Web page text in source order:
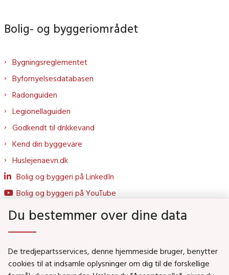
Bolig- og byggeriområdet
Bygningsreglementet
Byfornyelsesdatabasen
Radonguiden
Legionellaguiden
Godkendt til drikkevand
Kend din byggevare
Huslejenaevn.dk
Bolig og byggeri på LinkedIn
Bolig og byggeri på YouTube
Social- og Boligministeriet
Du bestemmer over dine data
De tredjepartsservices, denne hjemmeside bruger, benytter
cookies til at indsamle oplysninger om dig til de forskellige